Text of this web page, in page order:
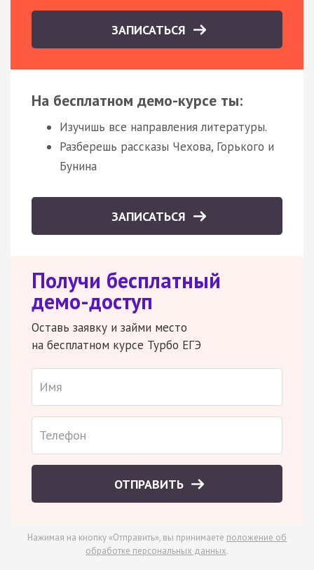
ЗАПИСАТЬСЯ
На бесплатном демо-курсе ты:
Изучишь все направления литературы.
Разберешь рассказы Чехова, Горького и
Бунина
ЗАПИСАТЬСЯ
Получи бесплатный
демо-доступ
Оставь заявку и займи место
на бесплатном курсе Турбо ЕГЭ
ОТПРАВИТЬ
Нажимая на кнопку «Отправить», вы принимаете положение об
обработке персональных данных.